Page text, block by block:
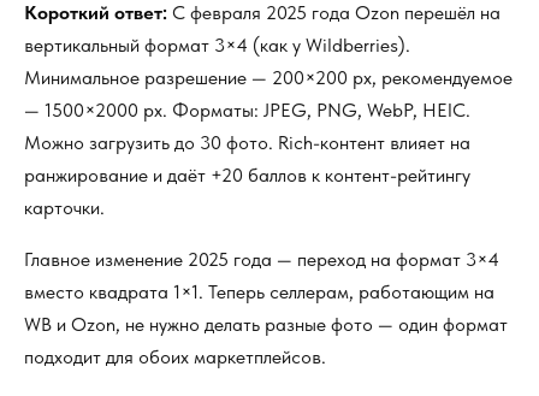
Короткий ответ: С февраля 2025 года Ozon перешёл на
вертикальный формат 3×4 (как у Wildberries).
Минимальное разрешение — 200×200 px, рекомендуемое
— 1500×2000 px. Форматы: JPEG, PNG, WebP, HEIC.
Можно загрузить до 30 фото. Rich-контент влияет на
ранжирование и даёт +20 баллов к контент-рейтингу
карточки.
Главное изменение 2025 года — переход на формат 3×4
вместо квадрата 1×1. Теперь селлерам, работающим на
WB и Ozon, не нужно делать разные фото — один формат
подходит для обоих маркетплейсов.